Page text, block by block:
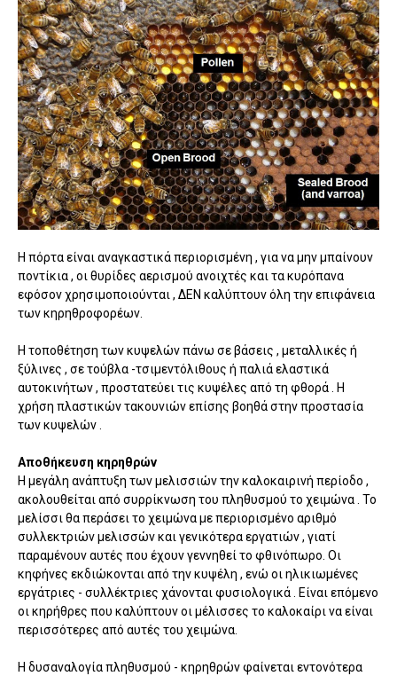
Η πόρτα είναι αναγκαστικά περιορισμένη , για να μην μπαίνουν
ποντίκια , οι θυρίδες αερισμού ανοιχτές και τα κυρόπανα
εφόσον χρησιμοποιούνται , ΔΕΝ καλύπτουν όλη την επιφάνεια
των κηρηθροφορέων.
Η τοποθέτηση των κυψελών πάνω σε βάσεις , μεταλλικές ή
ξύλινες , σε τούβλα -τσιμεντόλιθους ή παλιά ελαστικά
αυτοκινήτων , προστατεύει τις κυψέλες από τη φθορά . Η
χρήση πλαστικών τακουνιών επίσης βοηθά στην προστασία
των κυψελών .
Αποθήκευση κηρηθρών
Η μεγάλη ανάπτυξη των μελισσιών την καλοκαιρινή περίοδο ,
ακολουθείται από συρρίκνωση του πληθυσμού το χειμώνα . Το
μελίσσι θα περάσει το χειμώνα με περιορισμένο αριθμό
συλλεκτριών μελισσών και γενικότερα εργατιών , γιατί
παραμένουν αυτές που έχουν γεννηθεί το φθινόπωρο. Οι
κηφήνες εκδιώκονται από την κυψέλη , ενώ οι ηλικιωμένες
εργάτριες - συλλέκτριες χάνονται φυσιολογικά . Είναι επόμενο
οι κηρήθρες που καλύπτουν οι μέλισσες το καλοκαίρι να είναι
περισσότερες από αυτές του χειμώνα.
Η δυσαναλογία πληθυσμού - κηρηθρών φαίνεται εντονότερα